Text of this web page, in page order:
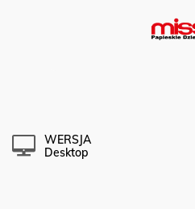
WERSJA
Desktop